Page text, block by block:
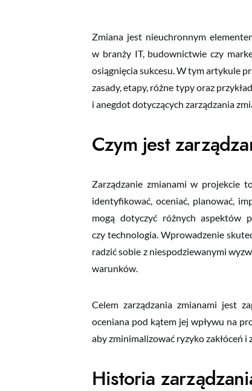
Zmiana jest nieuchronnym
w branży IT, budownictwie czy
osiągnięcia sukcesu. W tym artykule
zasady, etapy, różne typy oraz
i anegdot dotyczących zarządzania
Czym jest
Zarządzanie zmianami w projekcie
identyfikować, oceniać, planować,
mogą dotyczyć różnych aspektów
czy technologia. Wprowadzenie
radzić sobie z niespodziewanymi
warunków.
Celem zarządzania zmianami jest
oceniana pod kątem jej wpływu na
aby zminimalizować ryzyko zakłóceń i
Historia